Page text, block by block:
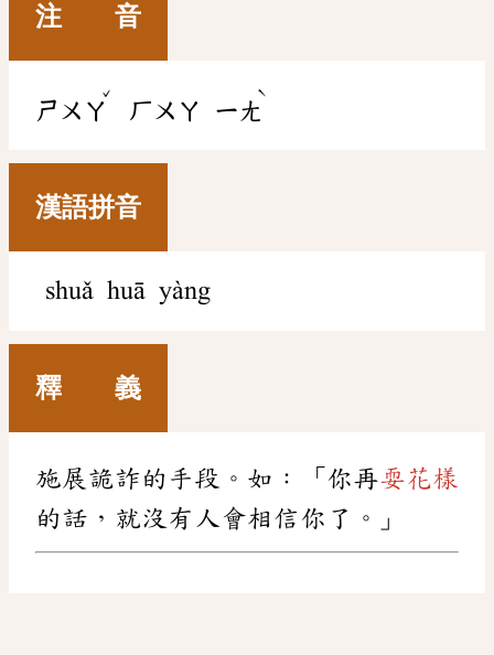
注 音
ㄕㄨㄚ
ˇ
ㄏㄨㄚ ㄧㄤ
ˋ
漢語拼音
shuǎ huā yàng
釋 義
施展詭詐的手段。如：「你再耍花樣
的話，就沒有人會相信你了。」